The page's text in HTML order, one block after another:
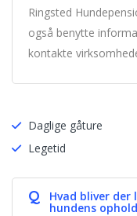
Ringsted
også benytte
kontakte
Daglige gåture
Legetid
Q Hvad bliver
hundens